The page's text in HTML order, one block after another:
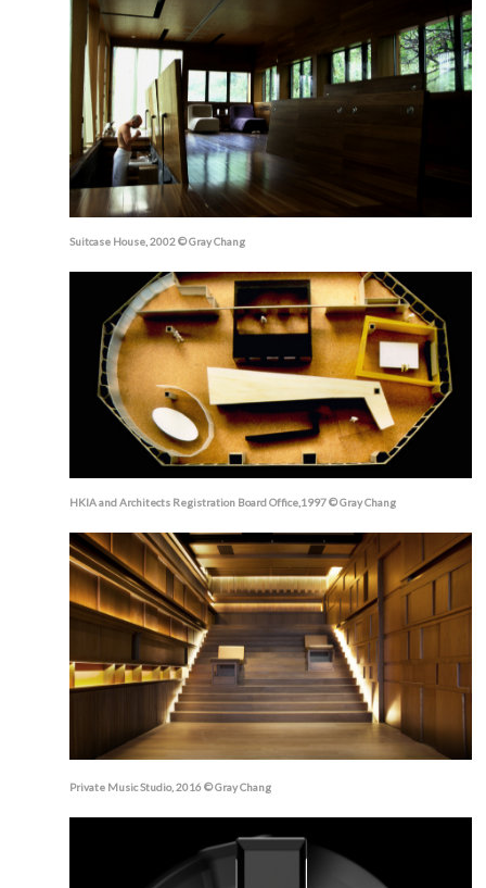
Suitcase House, 2002 © Gray Chang
HKIA and Architects Registration Board Office,1997 © Gray Chang
Private Music Studio, 2016 © Gray Chang